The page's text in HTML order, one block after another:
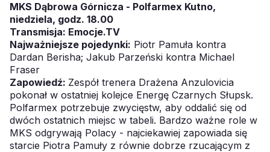
MKS Dąbrowa Górnicza - Polfarmex Kutno,
niedziela, godz. 18.00
Transmisja: Emocje.TV
Najważniejsze pojedynki: Piotr Pamuła kontra
Dardan Berisha; Jakub Parzeński kontra Michael
Fraser
Zapowiedź: Zespół trenera Drażena Anzulovicia
pokonał w ostatniej kolejce Energę Czarnych Słupsk.
Polfarmex potrzebuje zwycięstw, aby oddalić się od
dwóch ostatnich miejsc w tabeli. Bardzo ważne role w
MKS odgrywają Polacy - najciekawiej zapowiada się
starcie Piotra Pamuły z równie dobrze rzucającym z